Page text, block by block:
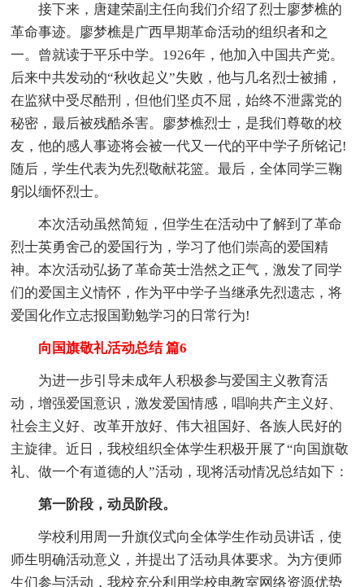
接下来，唐建荣副主任向我们介绍了烈士廖梦樵的
革命事迹。廖梦樵是广西早期革命活动的组织者和之
一。曾就读于平乐中学。1926年，他加入中国共产党。
后来中共发动的“秋收起义”失败，他与几名烈士被捕，
在监狱中受尽酷刑，但他们坚贞不屈，始终不泄露党的
秘密，最后被残酷杀害。廖梦樵烈士，是我们尊敬的校
友，他的感人事迹将会被一代又一代的平中学子所铭记!
随后，学生代表为先烈敬献花篮。最后，全体同学三鞠
躬以缅怀烈士。
本次活动虽然简短，但学生在活动中了解到了革命
烈士英勇舍己的爱国行为，学习了他们崇高的爱国精
神。本次活动弘扬了革命英士浩然之正气，激发了同学
们的爱国主义情怀，作为平中学子当继承先烈遗志，将
爱国化作立志报国勤勉学习的日常行为!
向国旗敬礼活动总结 篇6
为进一步引导未成年人积极参与爱国主义教育活
动，增强爱国意识，激发爱国情感，唱响共产主义好、
社会主义好、改革开放好、伟大祖国好、各族人民好的
主旋律。近日，我校组织全体学生积极开展了“向国旗敬
礼、做一个有道德的人”活动，现将活动情况总结如下：
第一阶段，动员阶段。
学校利用周一升旗仪式向全体学生作动员讲话，使
师生明确活动意义，并提出了活动具体要求。为方便师
生们参与活动，我校充分利用学校电教室网络资源优势